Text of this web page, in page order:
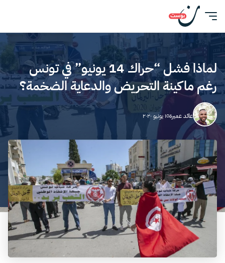
لماذا فشل “حراك 14 يونيو” في تونس
رغم ماكينة التحريض والدعاية الضخمة؟
عائد عميرة١٥ يونيو ٢٠٢٠